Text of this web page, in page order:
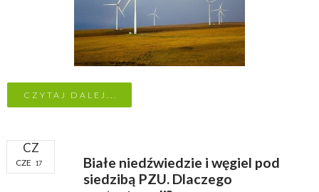
CZYTAJ DALEJ...
CZ
CZE 17
Białe niedźwiedzie i węgiel pod
siedzibą PZU. Dlaczego